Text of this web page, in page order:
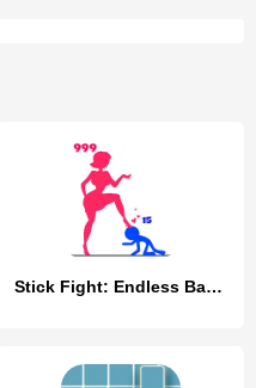
Stick Fight: Endless Battle